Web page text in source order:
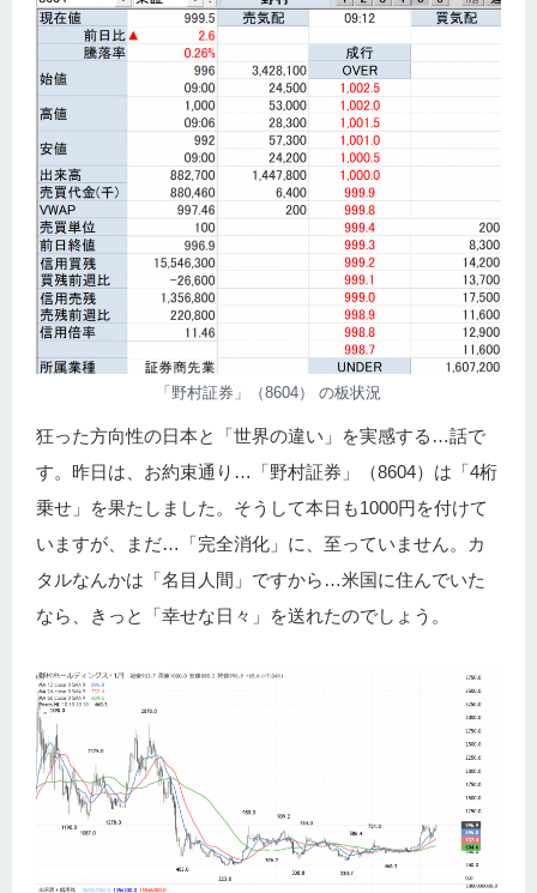
「野村証券」（8604） の板状況
狂った方向性の日本と「世界の違い」を実感する…話で
す。昨日は、お約束通り…「野村証券」（8604）は「4桁
乗せ」を果たしました。そうして本日も1000円を付けて
いますが、まだ…「完全消化」に、至っていません。カ
タルなんかは「名目人間」ですから…米国に住んでいた
なら、きっと「幸せな日々」を送れたのでしょう。